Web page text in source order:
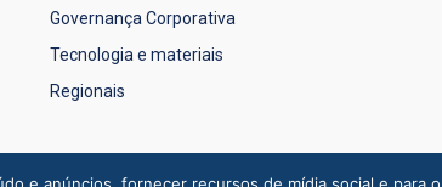
Governança Corporativa
Tecnologia e materiais
Regionais